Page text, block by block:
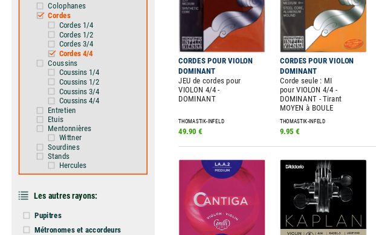
Colophanes
Cordes
Cordes 1/4
Cordes 1/2
Cordes 3/4
Cordes 4/4
Coussins
Coussins 1/4
Coussins 1/2
Coussins 3/4
Coussins 4/4
Entretien
Etuis
Mentonnières
Wittner
Sourdines
Stands
Hercules
Les autres rayons:
Pupitres
Métronomes et accordeurs
CORDES POUR VIOLON
DOMINANT
CORDES POUR VIOLON
DOMINANT
JEU de cordes pour
VIOLON 4/4 -
DOMINANT
Corde seule : MI
pour VIOLON 4/4 -
DOMINANT - Tirant
MOYEN à BOULE
THOMASTIK-INFELD THOMASTIK-INFELD
49.90 € 9.95 €